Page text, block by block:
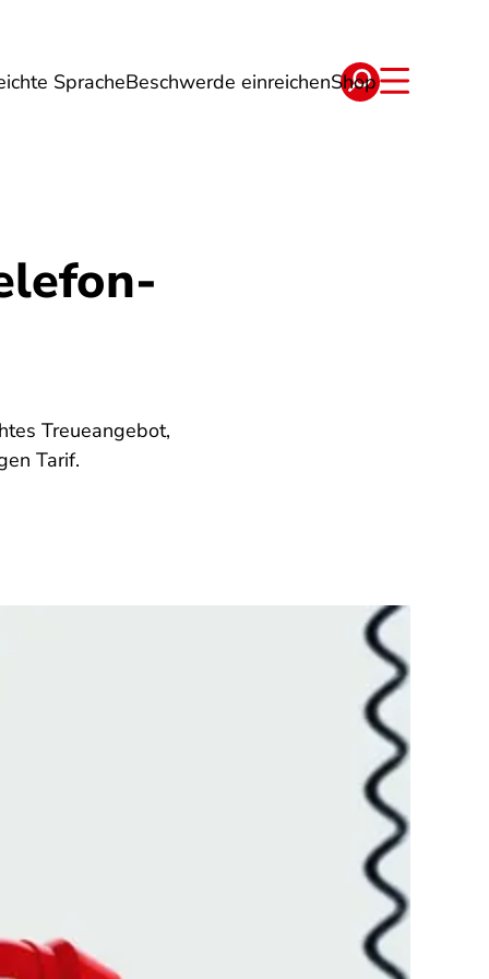
SpracheBeschwerde einreichenShop
Energie Reise Verträge
Treueangebot,
Tarif.